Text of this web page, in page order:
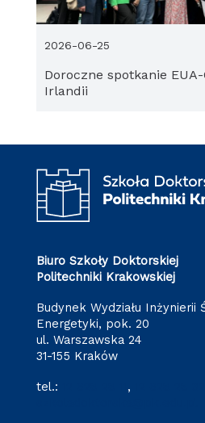
Doroczne spotkanie
Irlandii
2026-06-25
Biuro Szkoły Doktorskiej
Politechniki Krakowskiej
Budynek Wydziału Inżynierii
Energetyki, pok. 20
ul. Warszawska 24
31-155 Kraków
tel.: ,